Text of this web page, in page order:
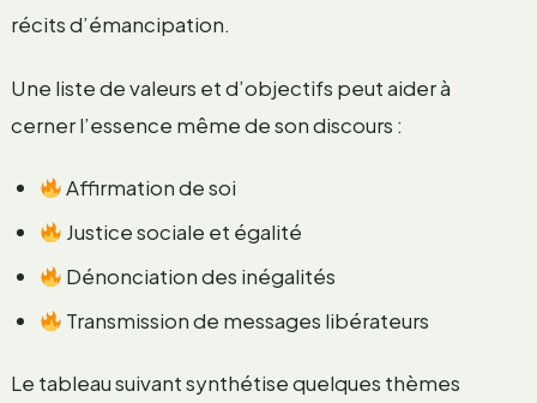
récits d’émancipation.
Une liste de valeurs et d’objectifs peut aider à
cerner l’essence même de son discours :
Affirmation de soi
Justice sociale et égalité
Dénonciation des inégalités
Transmission de messages libérateurs
Le tableau suivant synthétise quelques thèmes